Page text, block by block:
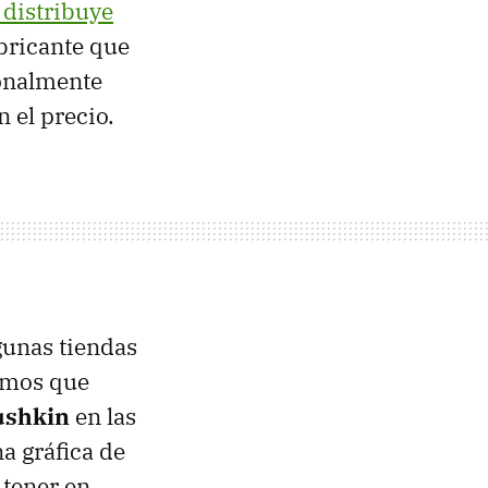
que
el precio.
tiendas
que
en las
gráfica de